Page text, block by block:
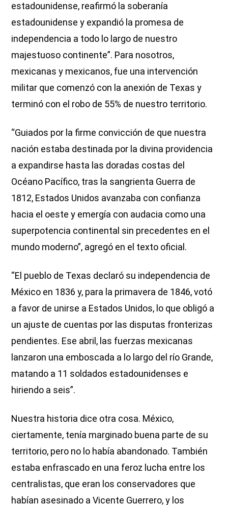
estadounidense, reafirmó la soberanía
estadounidense y expandió la promesa de
independencia a todo lo largo de nuestro
majestuoso continente”. Para nosotros,
mexicanas y mexicanos, fue una intervención
militar que comenzó con la anexión de Texas y
terminó con el robo de 55% de nuestro territorio.
“Guiados por la firme convicción de que nuestra
nación estaba destinada por la divina providencia
a expandirse hasta las doradas costas del
Océano Pacífico, tras la sangrienta Guerra de
1812, Estados Unidos avanzaba con confianza
hacia el oeste y emergía con audacia como una
superpotencia continental sin precedentes en el
mundo moderno”, agregó en el texto oficial.
“El pueblo de Texas declaró su independencia de
México en 1836 y, para la primavera de 1846, votó
a favor de unirse a Estados Unidos, lo que obligó a
un ajuste de cuentas por las disputas fronterizas
pendientes. Ese abril, las fuerzas mexicanas
lanzaron una emboscada a lo largo del río Grande,
matando a 11 soldados estadounidenses e
hiriendo a seis”.
Nuestra historia dice otra cosa. México,
ciertamente, tenía marginado buena parte de su
territorio, pero no lo había abandonado. También
estaba enfrascado en una feroz lucha entre los
centralistas, que eran los conservadores que
habían asesinado a Vicente Guerrero, y los